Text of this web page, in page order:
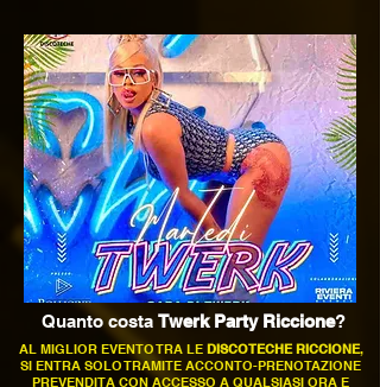
Quanto costaTwerk Party Riccione?
AL MIGLIOR EVENTO TRA LE DISCOTECHE RICCIONE,
SI ENTRA SOLO TRAMITE ACCONTO-PRENOTAZIONE
PREVENDITA CON ACCESSO A QUALSIASI ORA E